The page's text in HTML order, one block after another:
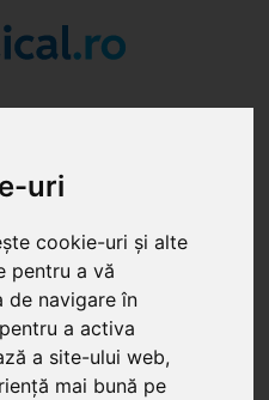
uri
cookie-uri și alte
pentru a vă
de navigare în
pentru a activa
a site-ului web,
mai bună pe